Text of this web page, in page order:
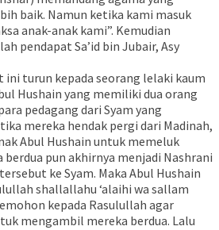
baik. Namun ketika kami masuk
anak-anak kami”. Kemudian
pendapat Sa’id bin Jubair, Asy
ini turun kepada seorang lelaki kaum
Hushain yang memiliki dua orang
pedagang dari Syam yang
mereka hendak pergi dari Madinah,
Abul Hushain untuk memeluk
berdua pun akhirnya menjadi Nashrani
ke Syam. Maka Abul Hushain
shallallahu ‘alaihi wa sallam
kepada Rasulullah agar
mengambil mereka berdua. Lalu